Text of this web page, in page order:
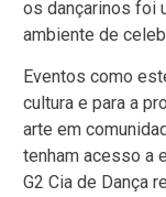
os dançarinos foi
ambiente de
Eventos como
cultura e para a
arte em
tenham acesso a
G2 Cia de Dança